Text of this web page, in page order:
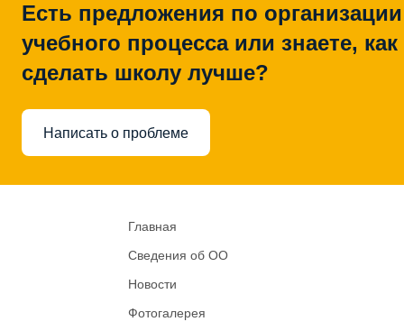
Есть предложения по организации
учебного процесса или знаете, как
сделать школу лучше?
Написать о проблеме
Главная
Сведения об ОО
Новости
Фотогалерея